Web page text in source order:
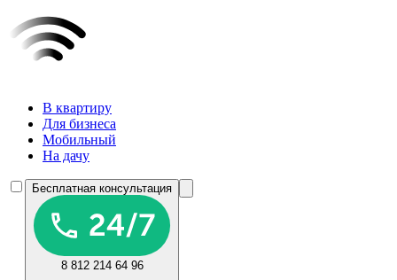
В квартиру
Для бизнеса
Мобильный
На дачу
Бесплатная консультация
8 812 214 64 96